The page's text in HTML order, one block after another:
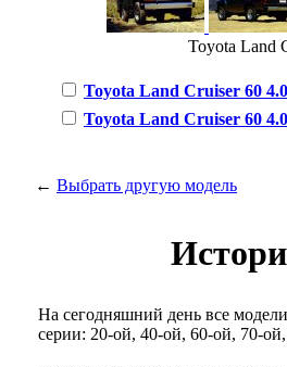
Toyota Land
Toyota Land Cruiser 60
Toyota Land Cruiser 60
← Выбрать другую модель
На сегодняшний день все
серии: 20-ой, 40-ой, 60-ой, 70-